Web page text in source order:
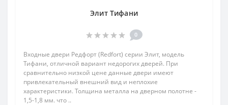
Элит Тифани
0
Входные двери Редфорт (Redfort) серии Элит, модель
Тифани, отличной вариант недорогих дверей. При
сравнительно низкой цене данные двери имеют
привлекательный внешний вид и неплохие
характеристики. Толщина металла на дверном полотне -
1,5-1,8 мм. что ..